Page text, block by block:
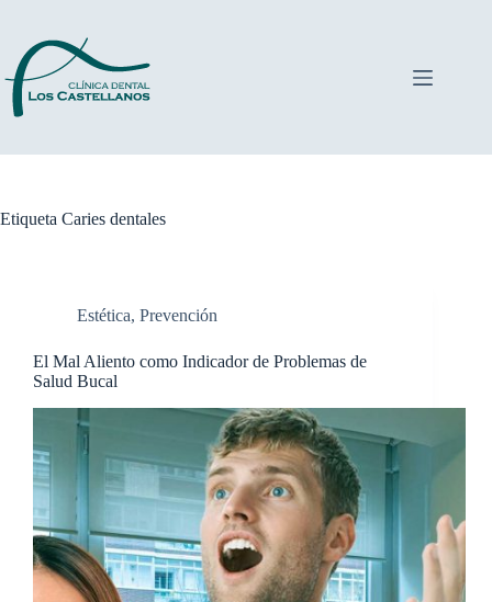
contenido
Etiqueta Caries dentales
Estética, Prevención
El Mal Aliento como Indicador de Problemas de
Salud Bucal